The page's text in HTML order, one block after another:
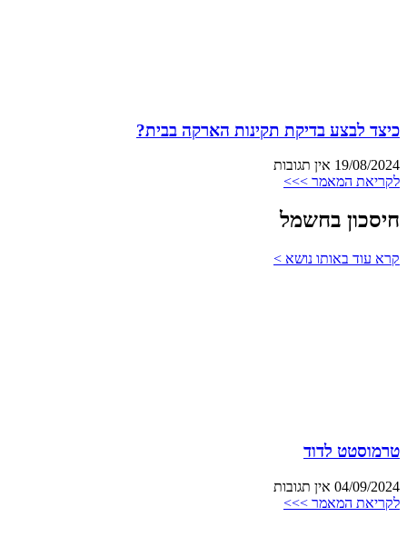
כיצד לבצע בדיקת תקינות הארקה בבית?
19/08/2024 אין תגובות
לקריאת המאמר >>>
חיסכון בחשמל
קרא עוד באותו נושא >
טרמוסטט לדוד
04/09/2024 אין תגובות
לקריאת המאמר >>>